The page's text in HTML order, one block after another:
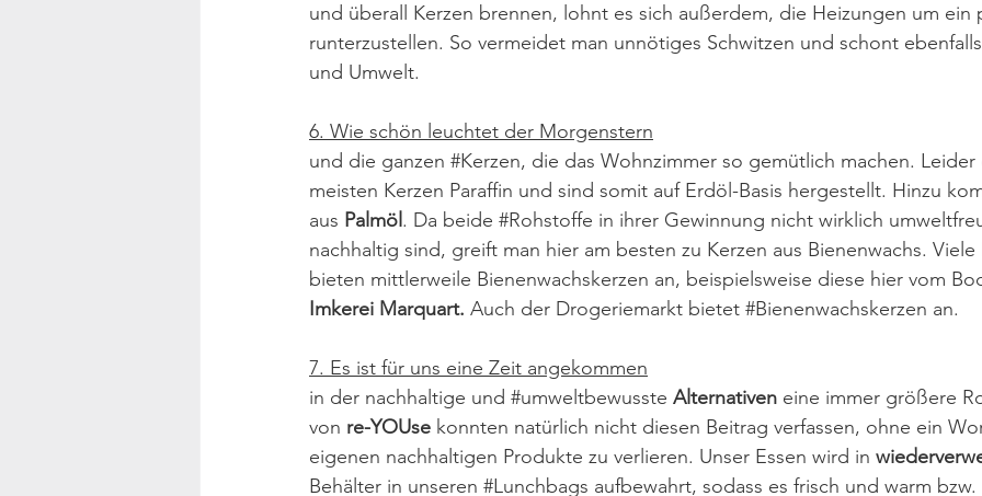
und überall Kerzen brennen, lohnt es sich außerdem, die Heizungen um ein
runterzustellen. So vermeidet man unnötiges Schwitzen und schont ebenfalls
und Umwelt.
6. Wie schön leuchtet der Morgenstern
und die ganzen #Kerzen, die das Wohnzimmer so gemütlich machen.
meisten Kerzen Paraffin und sind somit auf Erdöl-Basis hergestellt. Hinzu
aus Palmöl . Da beide #Rohstoffe in ihrer Gewinnung nicht wirklich
nachhaltig sind, greift man hier am besten zu Kerzen aus Bienenwachs. Viele
bieten mittlerweile Bienenwachskerzen an, beispielsweise diese hier vom
Imkerei Marquart. Auch der Drogeriemarkt bietet #Bienenwachskerzen an.
7. Es ist für uns eine Zeit angekommen
in der nachhaltige und #umweltbewusste Alternativen eine immer größere
von re-YOUse konnten natürlich nicht diesen Beitrag verfassen, ohne ein
eigenen nachhaltigen Produkte zu verlieren. Unser Essen wird in
Behälter in unseren #Lunchbags aufbewahrt, sodass es frisch und warm